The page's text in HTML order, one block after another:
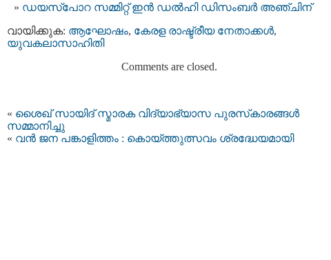
ഡയസ്‌പോറ സമ്മിറ്റ് ഇന്‍ ഡല്‍ഹി ഡിസംബർ അഞ്ചിന്
വായിക്കുക: ആഘോഷം, കേരള രാഷ്ട്രീയ നേതാക്കള്‍,
യുവകലാസാഹിതി
Comments are closed.
« ശൈഖ് സായിദ് സ്മാരക വിദ്യാഭ്യാസ പുരസ്‌കാരങ്ങള്‍
സമ്മാനിച്ചു
« വന്‍ ജന പങ്കാളിത്തം : കൊയ്ത്തുത്സവം ശ്രദ്ധേയമായി